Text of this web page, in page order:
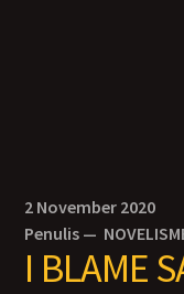
2 November 2020
Penulis —
I BLAME